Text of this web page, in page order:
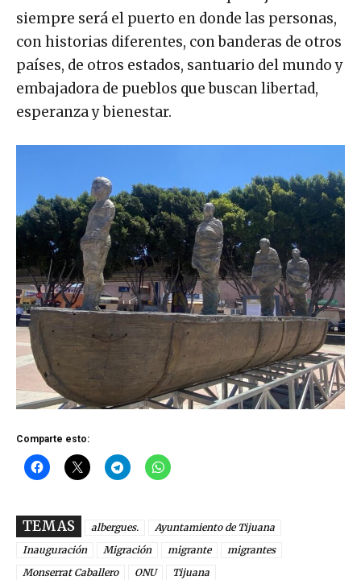
siempre será el puerto en donde las personas,
con historias diferentes, con banderas de otros
países, de otros estados, santuario del mundo y
embajadora de pueblos que buscan libertad,
esperanza y bienestar.
Comparte esto:
TEMAS albergues.
Ayuntamiento de Tijuana
Inauguración
Migración migrante
migrantes
Monserrat Caballero
ONU Tijuana